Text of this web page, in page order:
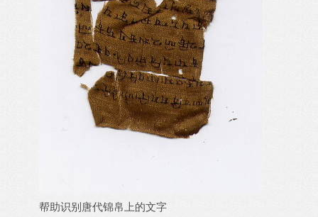
帮助识别唐代锦帛上的文字